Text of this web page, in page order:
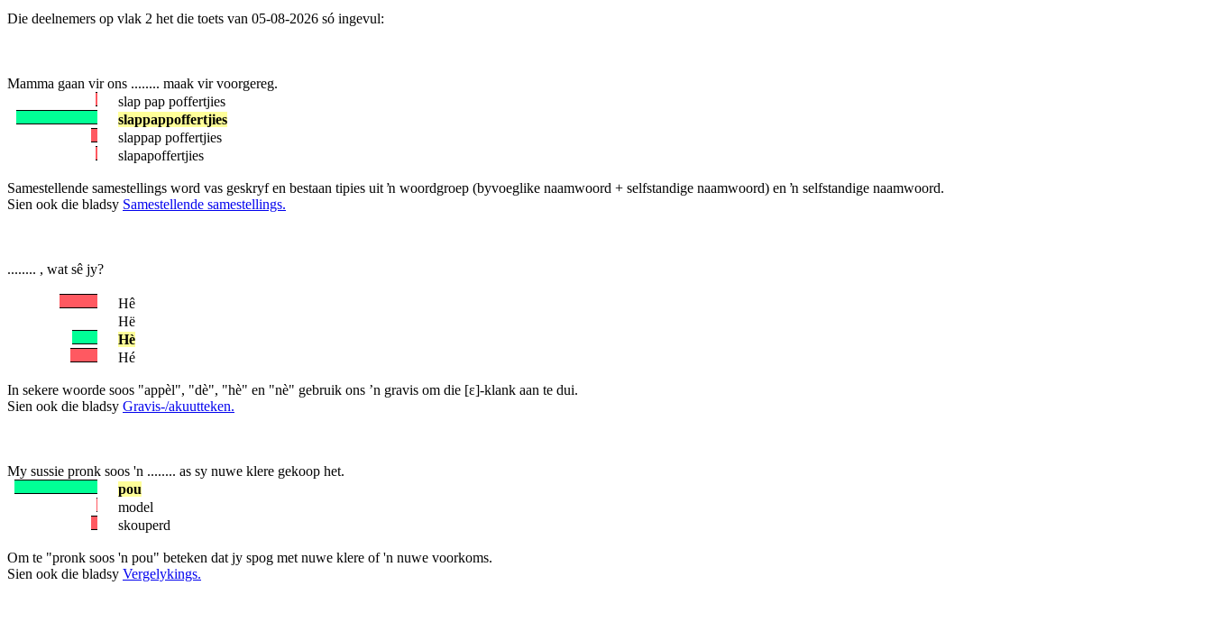
Die deelnemers op vlak 2 het die toets van 05-08-2026 só ingevul:
Mamma gaan vir ons ........ maak vir voorgereg.
slap pap poffertjies
slappappoffertjies
slappap poffertjies
slapapoffertjies
Samestellende samestellings word vas geskryf en bestaan tipies uit ŉ woordgroep (byvoeglike naamwoord + selfstandige naamwoord) en ŉ selfstandige naamwoord.
Sien ook die bladsy Samestellende samestellings.
........ , wat sê jy?
Hê
Hë
Hè
Hé
In sekere woorde soos "appèl", "dè", "hè" en "nè" gebruik ons ’n gravis om die [ε]-klank aan te dui.
Sien ook die bladsy Gravis-/akuutteken.
My sussie pronk soos 'n ........ as sy nuwe klere gekoop het.
pou
model
skouperd
Om te "pronk soos 'n pou" beteken dat jy spog met nuwe klere of 'n nuwe voorkoms.
Sien ook die bladsy Vergelykings.